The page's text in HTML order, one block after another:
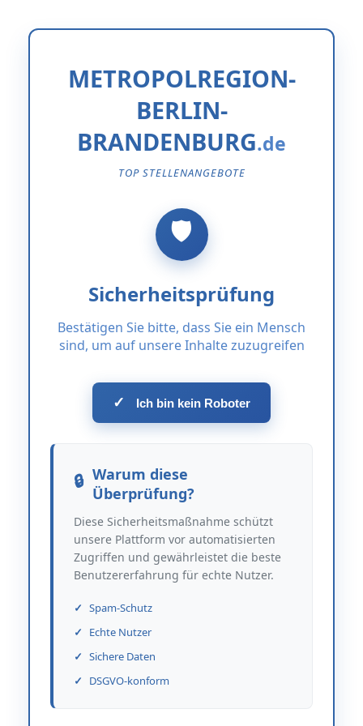
METROPOLREGION-
BERLIN-
BRANDENBURG
TOP STELLENANGEBOTE
Sicherheitsprüfung
Bestätigen Sie bitte, dass Sie ein Mensch
sind, um auf unsere Inhalte zuzugreifen
✓ Ich bin kein Roboter
Warum diese
Überprüfung?
Diese Sicherheitsmaßnahme schützt
unsere Plattform vor automatisierten
Zugriffen und gewährleistet die beste
Benutzererfahrung für echte Nutzer.
Spam-Schutz
Echte Nutzer
Sichere Daten
DSGVO-konform